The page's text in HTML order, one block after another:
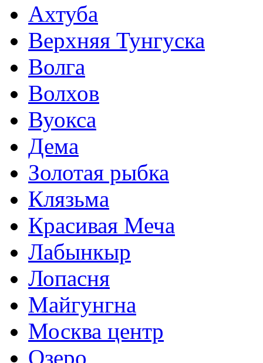
Ахтуба
Верхняя Тунгуска
Волга
Волхов
Вуокса
Дема
Золотая рыбка
Клязьма
Красивая Меча
Лабынкыр
Лопасня
Майгунгна
Москва центр
Озеро